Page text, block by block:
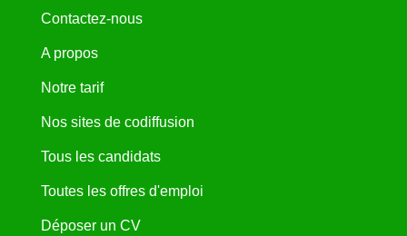
Contactez-nous
A propos
Notre tarif
Nos sites de codiffusion
Tous les candidats
Toutes les offres d'emploi
Déposer un CV